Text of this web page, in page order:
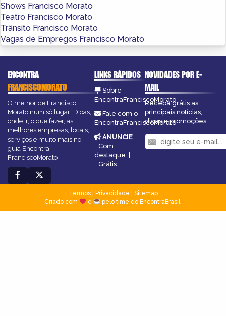
Shows Francisco Morato
Teatro Francisco Morato
Trânsito Francisco Morato
Vagas de Empregos Francisco Morato
ENCONTRA
FRANCISCOMORATO
O melhor de Francisco
Morato num só lugar! Dicas,
onde ir, o que fazer, as
melhores empresas, locais,
serviços e muito mais no
guia Encontra
FranciscoMorato
LINKS RÁPIDOS
Sobre
EncontraFranciscoMorato
Fale com o
EncontraFranciscoMorato
ANUNCIE:
Com
destaque
Grátis
NOVIDADES POR E-
MAIL
Receba grátis as
principais notícias,
dicas e promoções
Termos| Privacidade
Sitemap
Criado com
e pelo time do EncontraBrasil